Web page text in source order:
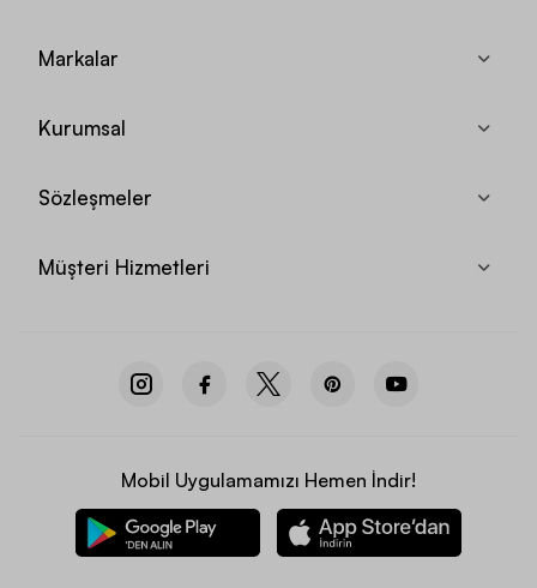
Markalar
Kurumsal
Sözleşmeler
Müşteri Hizmetleri
Mobil Uygulamamızı Hemen İndir!